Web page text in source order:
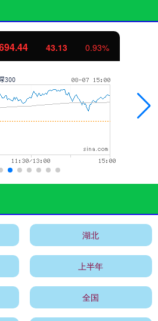
43.13 0.93%
湖北
上半年
全国